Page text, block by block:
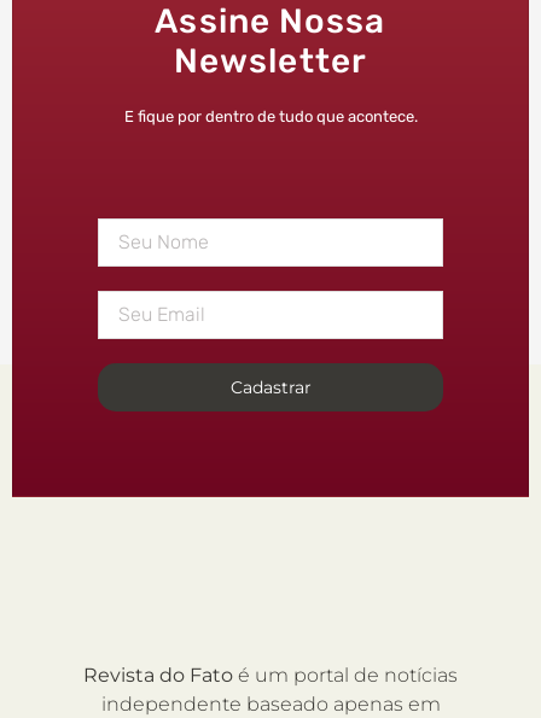
Assine Nossa
Newsletter
E fique por dentro de tudo que acontece.
Cadastrar
Revista do Fato é um portal de notícias
independente baseado apenas em